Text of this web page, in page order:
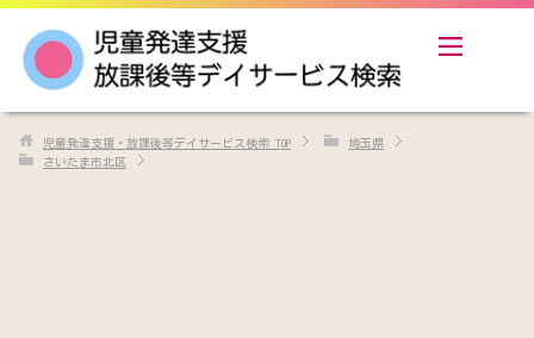
児童発達支援・放課後等デイサービス検索 TOP
埼玉県
さいたま市北区